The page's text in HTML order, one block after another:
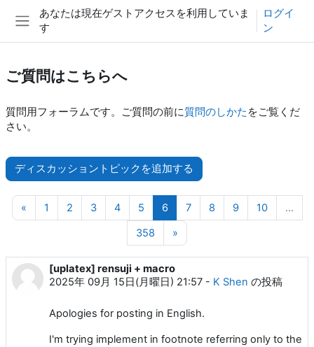
メインコンテンツへスキップする
サイドパネル
あなたは現在ゲストアクセスを利用していま
す
ログイ
ン
ご質問はこちらへ
質問用フォーラムです。ご質問の前に質問のしかた をご覧くだ
さい。
ディスカッショントピックを追加する
«前のページ
1 ページ 1
2ページ 2
3ページ 3
4ページ 4
5ページ 5
6ページ 6
7ページ 7
8ページ 8
9ページ 9
10ページ 10
…
358ページ 358
»次のページ
[uplatex] rensuji + macro
2025年 09月 15日(月曜日) 21:57 - K Shen の投稿
Apologies for posting in English.
I'm trying implement in footnote referring only to the